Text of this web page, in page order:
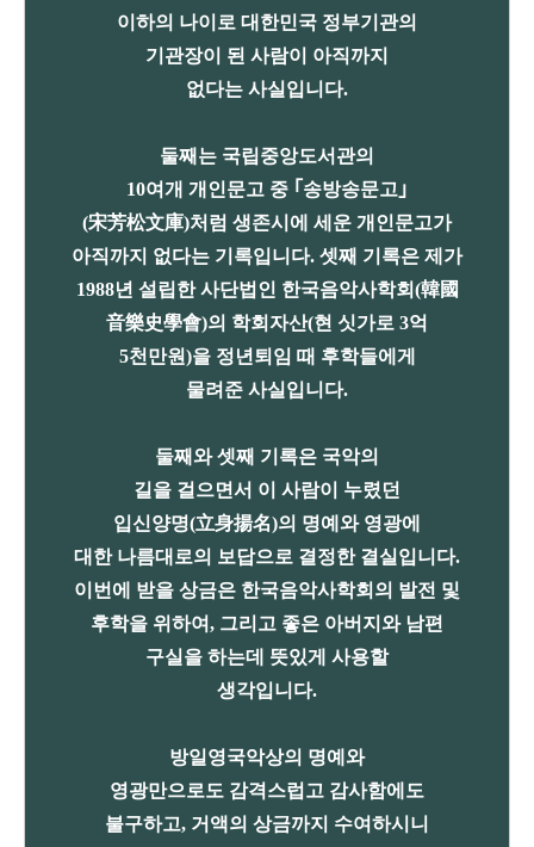
이하의 나이로 대한민국 정부기관의
기관장이 된 사람이 아직까지
없다는 사실입니다.
둘째는 국립중앙도서관의
10여개 개인문고 중 ｢송방송문고｣
(宋芳松文庫)처럼 생존시에 세운 개인문고가
아직까지 없다는 기록입니다. 셋째 기록은 제가
1988년 설립한 사단법인 한국음악사학회(韓國
音樂史學會)의 학회자산(현 싯가로 3억
5천만원)을 정년퇴임 때 후학들에게
물려준 사실입니다.
둘째와 셋째 기록은 국악의
길을 걸으면서 이 사람이 누렸던
입신양명(立身揚名)의 명예와 영광에
대한 나름대로의 보답으로 결정한 결실입니다.
이번에 받을 상금은 한국음악사학회의 발전 및
후학을 위하여, 그리고 좋은 아버지와 남편
구실을 하는데 뜻있게 사용할
생각입니다.
방일영국악상의 명예와
영광만으로도 감격스럽고 감사함에도
불구하고, 거액의 상금까지 수여하시니